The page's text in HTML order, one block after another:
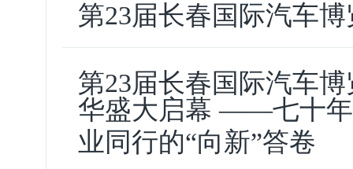
第23届长春国际汽车
第23届长春国际汽车
华盛大启幕 ——七十
业同行的“向新”答卷